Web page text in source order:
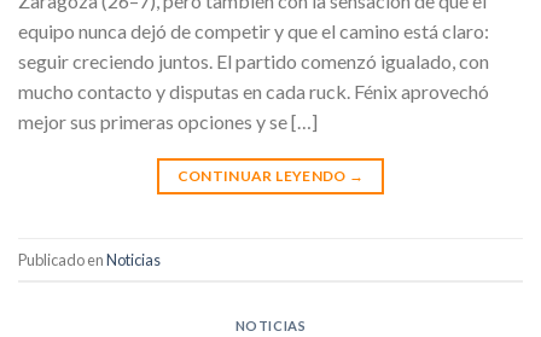
equipo nunca dejó de competir y que el camino está claro:
seguir creciendo juntos. El partido comenzó igualado, con
mucho contacto y disputas en cada ruck. Fénix aprovechó
mejor sus primeras opciones y se […]
CONTINUAR LEYENDO →
Publicado enNoticias
NOTICIAS